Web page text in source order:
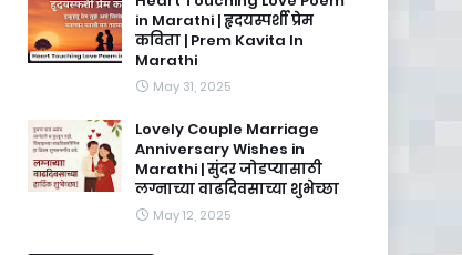
in Marathi | हृदयस्पर्शी प्रेम
कविता | Prem Kavita In
Marathi
May 31, 2025
Lovely Couple Marriage
Anniversary Wishes in
Marathi | सुंदर जोडप्यासाठी
लग्नाच्या वाढदिवसाच्या शुभेच्छा
May 12, 2025